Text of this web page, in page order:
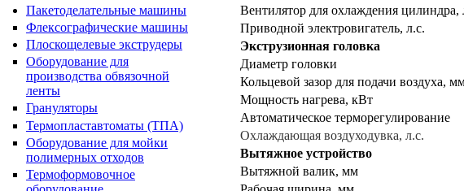
Пакетоделательная машина
BJAF+S 40*2M
Пакетоделательные машины
Флексографические машины
Плоскощелевые экструдеры
Оборудование для
производства обвязочной
ленты
Грануляторы
Термопластавтоматы (ТПА)
Оборудование для мойки
полимерных отходов
Термоформовочное
Вентилятор для охлаждения цилиндра,
Приводной электровигатель, л.с.
Экструзионная головка
Диаметр головки
Кольцевой зазор для подачи воздуха,
Мощность нагрева, кВт
Автоматическое терморегулирование
Охлаждающая воздуходувка, л.с.
Вытяжное устройство
Вытяжной валик, мм